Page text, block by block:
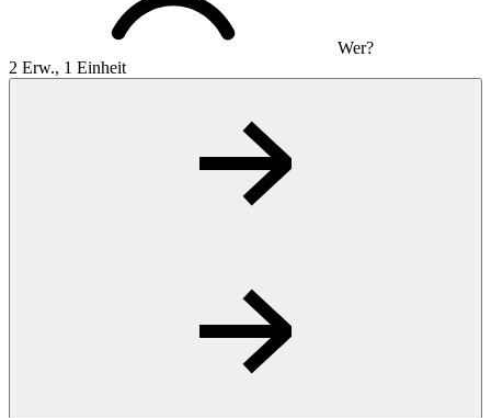
Wer?
2 Erw., 1 Einheit